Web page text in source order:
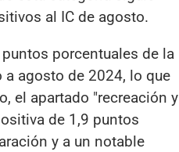
al IC de agosto.
porcentuales de la
agosto de 2024, lo que
el apartado "recreación y
de 1,9 puntos
y a un notable